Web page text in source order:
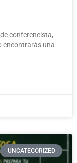
conferencista,
encontrarás una
UNCATEGORIZED